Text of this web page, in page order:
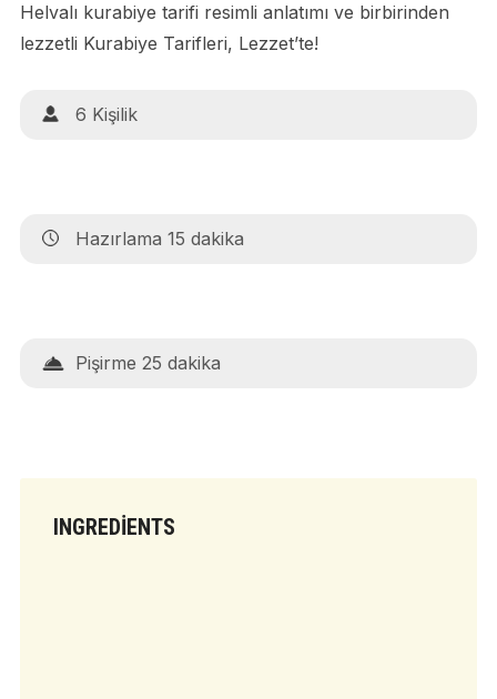
Helvalı kurabiye tarifi resimli anlatımı ve birbirinden
lezzetli Kurabiye Tarifleri, Lezzet’te!
6 Kişilik
Hazırlama 15 dakika
Pişirme 25 dakika
INGREDIENTS